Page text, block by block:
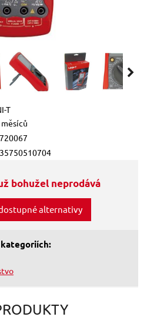
T
bohužel neprodává
alternativy